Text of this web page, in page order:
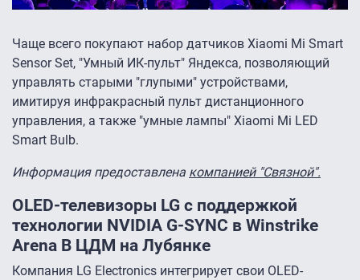
Чаще всего покупают набор датчиков Xiaomi Mi Smart
Sensor Set, "Умный ИК-пульт" Яндекса, позволяющий
управлять старыми "глупыми" устройствами,
имитируя инфракрасный пульт дистанционного
управления, а также "умные лампы" Xiaomi Mi LED
Smart Bulb.
Информация предоставлена компанией "Связной".
OLED-телевизоры LG с поддержкой
технологии NVIDIA G-SYNC в Winstrike
Arena В ЦДМ на Лубянке
Компания LG Electronics интегрирует свои OLED-